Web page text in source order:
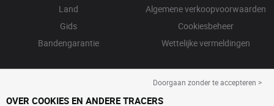
Land
Gids
Bandengarantie
Algemene verkoopvoorwaarden
Cookiesbeheer
Wettelijke vermeldingen
Doorgaan zonder te accepteren >
OVER COOKIES EN ANDERE TRACERS